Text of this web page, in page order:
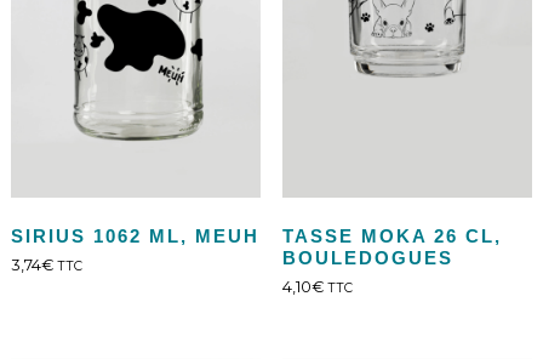
SIRIUS 1062 ML, MEUH
3,74€ TTC
TASSE MOKA 26 CL,
BOULEDOGUES
4,10€ TTC